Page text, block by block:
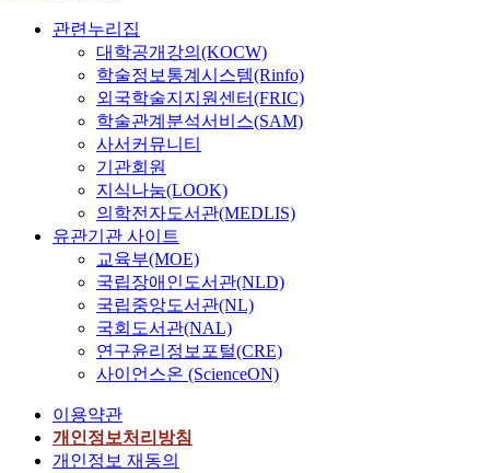
관련누리집
대학공개강의(KOCW)
학술정보통계시스템(Rinfo)
외국학술지지원센터(FRIC)
학술관계분석서비스(SAM)
사서커뮤니티
기관회원
지식나눔(LOOK)
의학전자도서관(MEDLIS)
유관기관 사이트
교육부(MOE)
국립장애인도서관(NLD)
국립중앙도서관(NL)
국회도서관(NAL)
연구윤리정보포털(CRE)
사이언스온 (ScienceON)
이용약관
개인정보처리방침
개인정보 재동의